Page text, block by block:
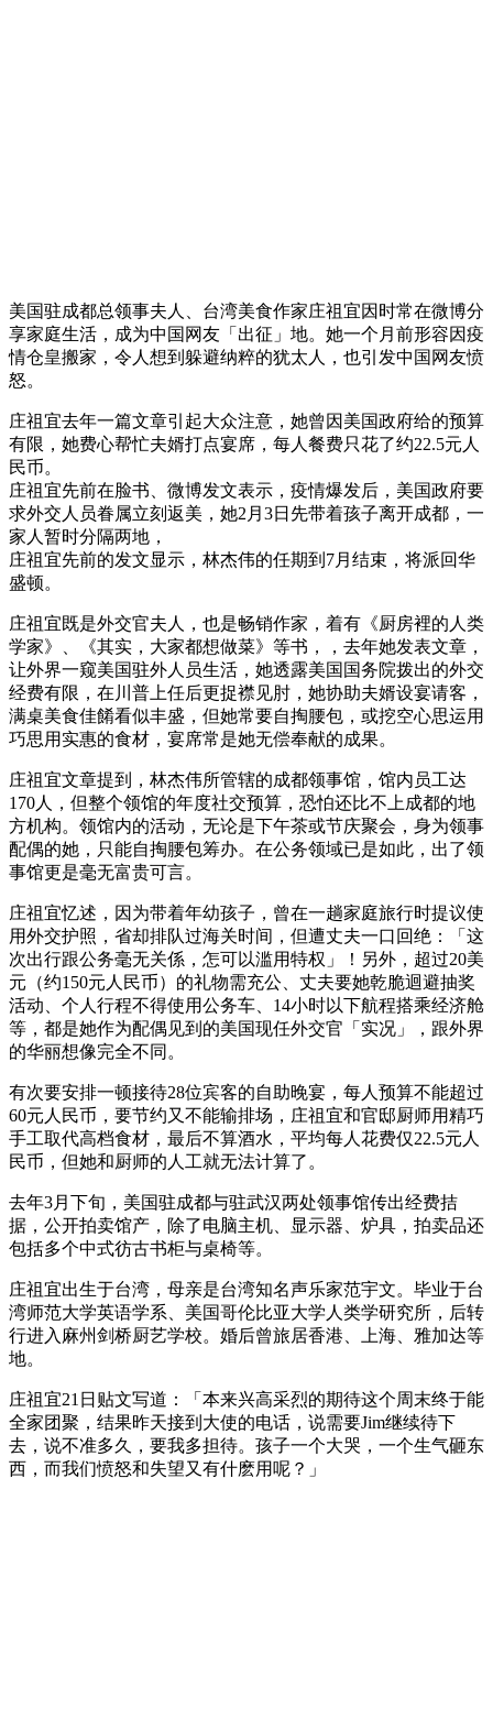
美国驻成都总领事夫人、台湾美食作家庄祖宜因时常在微博分
享家庭生活，成为中国网友「出征」地。她一个月前形容因疫
情仓皇搬家，令人想到躲避纳粹的犹太人，也引发中国网友愤
怒。
庄祖宜去年一篇文章引起大众注意，她曾因美国政府给的预算
有限，她费心帮忙夫婿打点宴席，每人餐费只花了约22.5元人
民币。
庄祖宜先前在脸书、微博发文表示，疫情爆发后，美国政府要
求外交人员眷属立刻返美，她2月3日先带着孩子离开成都，一
家人暂时分隔两地，
庄祖宜先前的发文显示，林杰伟的任期到7月结束，将派回华
盛顿。
庄祖宜既是外交官夫人，也是畅销作家，着有《厨房裡的人类
学家》、《其实，大家都想做菜》等书，，去年她发表文章，
让外界一窥美国驻外人员生活，她透露美国国务院拨出的外交
经费有限，在川普上任后更捉襟见肘，她协助夫婿设宴请客，
满桌美食佳餚看似丰盛，但她常要自掏腰包，或挖空心思运用
巧思用实惠的食材，宴席常是她无偿奉献的成果。
庄祖宜文章提到，林杰伟所管辖的成都领事馆，馆内员工达
170人，但整个领馆的年度社交预算，恐怕还比不上成都的地
方机构。领馆内的活动，无论是下午茶或节庆聚会，身为领事
配偶的她，只能自掏腰包筹办。在公务领域已是如此，出了领
事馆更是毫无富贵可言。
庄祖宜忆述，因为带着年幼孩子，曾在一趟家庭旅行时提议使
用外交护照，省却排队过海关时间，但遭丈夫一口回绝：「这
次出行跟公务毫无关係，怎可以滥用特权」！另外，超过20美
元（约150元人民币）的礼物需充公、丈夫要她乾脆迴避抽奖
活动、个人行程不得使用公务车、14小时以下航程搭乘经济舱
等，都是她作为配偶见到的美国现任外交官「实况」，跟外界
的华丽想像完全不同。
有次要安排一顿接待28位宾客的自助晚宴，每人预算不能超过
60元人民币，要节约又不能输排场，庄祖宜和官邸厨师用精巧
手工取代高档食材，最后不算酒水，平均每人花费仅22.5元人
民币，但她和厨师的人工就无法计算了。
去年3月下旬，美国驻成都与驻武汉两处领事馆传出经费拮
据，公开拍卖馆产，除了电脑主机、显示器、炉具，拍卖品还
包括多个中式彷古书柜与桌椅等。
庄祖宜出生于台湾，母亲是台湾知名声乐家范宇文。毕业于台
湾师范大学英语学系、美国哥伦比亚大学人类学研究所，后转
行进入麻州剑桥厨艺学校。婚后曾旅居香港、上海、雅加达等
地。
庄祖宜21日贴文写道：「本来兴高采烈的期待这个周末终于能
全家团聚，结果昨天接到大使的电话，说需要Jim继续待下
去，说不准多久，要我多担待。孩子一个大哭，一个生气砸东
西，而我们愤怒和失望又有什麽用呢？」